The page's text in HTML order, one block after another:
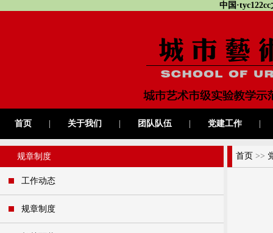
中国
首页 关于我们 团队队伍 党建工作
首页 >>
规章制度
工作动态
规章制度